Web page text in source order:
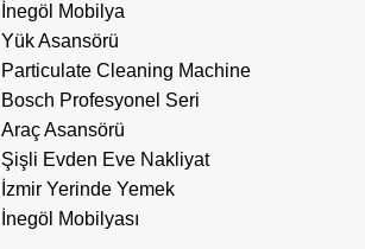
İnegöl Mobilya
Yük Asansörü
Particulate Cleaning Machine
Bosch Profesyonel Seri
Araç Asansörü
Şişli Evden Eve Nakliyat
İzmir Yerinde Yemek
İnegöl Mobilyası